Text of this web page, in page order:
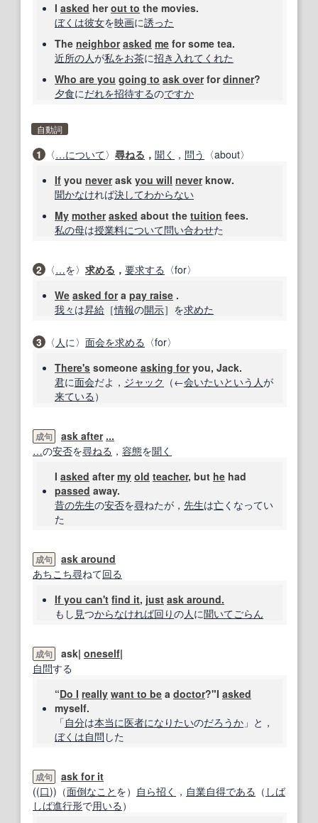
I asked herout to the movies.
ぼくは彼女を映画に誘った
The neighbor asked me for some tea.
近所の人が私をお茶に招き 入れて くれた
Who are you going to ask overfordinner?
夕食にだれを招待するのですか
自動詞
1 〈…について〉 尋ねる ， 聞く ， 問う 〈about〉
If you neverask you will neverknow.
聞かなければ決してわからない
My mother asked about the tuition fees.
私の母は授業料について問い合わせた
2 〈…を〉 求める ， 要求する 〈for〉
We asked fora pay raise .
我々 は昇給 ［情報の開示］を求めた
3 〈 人に〉 面会を求める 〈for〉
There's someone asking foryou, Jack.
君に面会だよ， ジャック （←会いたいという 人が
来ている ）
成句 ask after ...
…の安否を尋ねる ， 容態を聞く
I asked aftermy old teacher, but he had
passed away.
昔の先生の安否を尋ねたが， 先生は亡くなってい
た
成句
ask around
あちこち尋ねて回る
If you can't find it, just ask around.
もし 見つからなければ回りの人に聞いてごらん
成句 ask| oneself|
自問する
“Do I really want to be a doctor?"I asked
myself.
「自分は本当に医者になりたいのだろうか 」と，
ぼくは自問 した
成句
ask for it
((口))（面倒なこと を） 自ら招く ， 自業自得である （ しば
しば進行形で用いる ）